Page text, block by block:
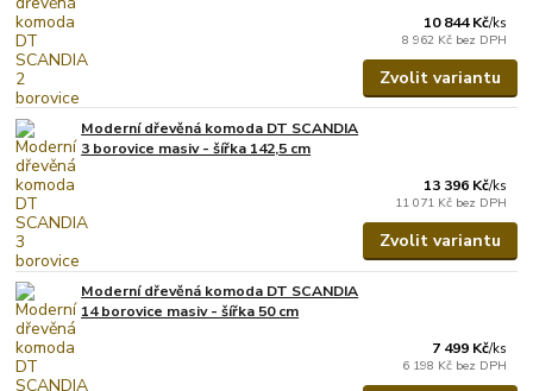
10 844 Kč/ks
8 962 Kč bez DPH
Zvolit variantu
Moderní dřevěná komoda DT SCANDIA
3 borovice masiv - šířka 142,5 cm
13 396 Kč/ks
11 071 Kč bez DPH
Zvolit variantu
Moderní dřevěná komoda DT SCANDIA
14 borovice masiv - šířka 50 cm
7 499 Kč/ks
6 198 Kč bez DPH